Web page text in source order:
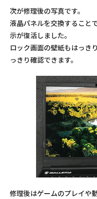
次が修理後の写真です。
液晶パネルを交換すること
示が復活しました。
ロック画面の壁紙もはっき
っきり確認できます。
修理後はゲームのプレイや